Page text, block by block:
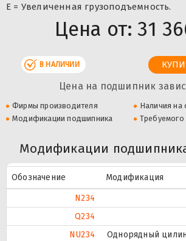
Е = Увеличенная грузоподъемность.
Цена от: 31
В НАЛИЧИИ
Цена на подшипник
Фирмы производителя
Наличия на
Модификации подшипника
Требуемого
Модификации подшипника
Обозначение
Модификация
N234
Q234
NU234
Однорядный